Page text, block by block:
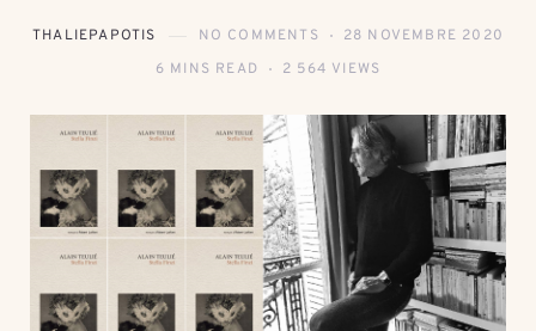
THALIEPAPOTIS NO COMMENTS
28 NOVEMBRE 2020
6 MINS READ
2 564 VIEWS